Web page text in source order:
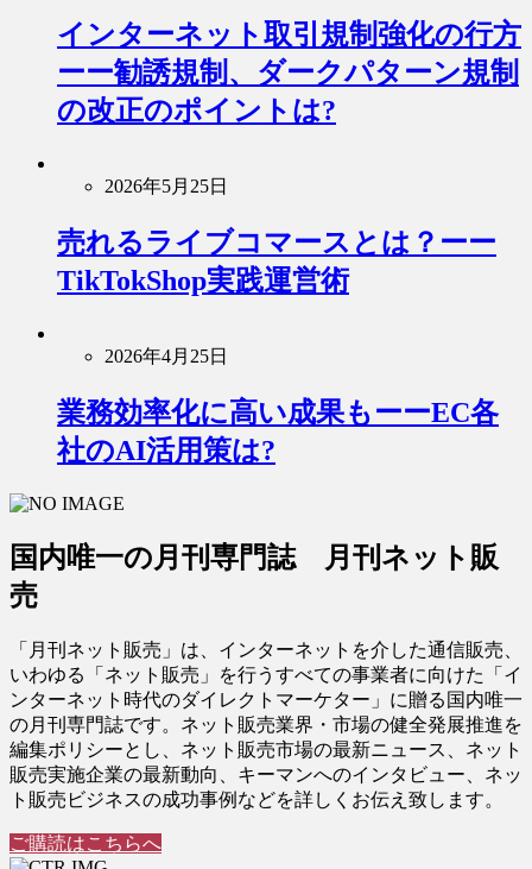
インターネット取引規制強化の行方
ーー勧誘規制、ダークパターン規制
の改正のポイントは?
2026年5月25日
売れるライブコマースとは？ーー
TikTokShop実践運営術
2026年4月25日
業務効率化に高い成果もーーEC各
社のAI活用策は?
国内唯一の月刊専門誌 月刊ネット販
売
「月刊ネット販売」は、インターネットを介した通信販売、
いわゆる「ネット販売」を行うすべての事業者に向けた「イ
ンターネット時代のダイレクトマーケター」に贈る国内唯一
の月刊専門誌です。ネット販売業界・市場の健全発展推進を
編集ポリシーとし、ネット販売市場の最新ニュース、ネット
販売実施企業の最新動向、キーマンへのインタビュー、ネッ
ト販売ビジネスの成功事例などを詳しくお伝え致します。
ご購読はこちらへ